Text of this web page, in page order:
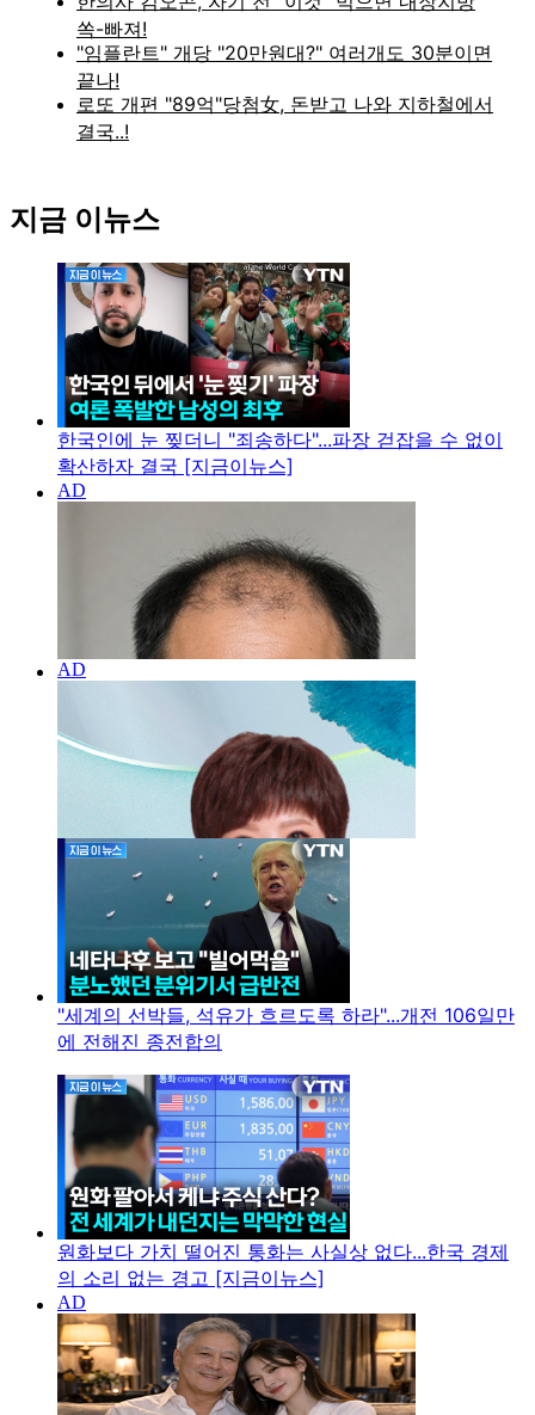
지금 이뉴스
한국인에 눈 찢더니 "죄송하다"...파장 걷잡을 수 없이
확산하자 결국 [지금이뉴스]
"세계의 선박들, 석유가 흐르도록 하라"...개전 106일만
에 전해진 종전합의
원화보다 가치 떨어진 통화는 사실상 없다...한국 경제
의 소리 없는 경고 [지금이뉴스]